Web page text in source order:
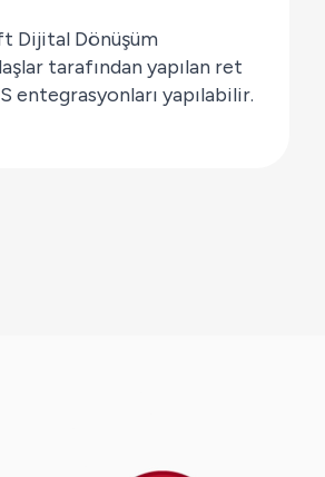
Dijital Dönüşüm
tarafından yapılan ret
entegrasyonları yapılabilir.